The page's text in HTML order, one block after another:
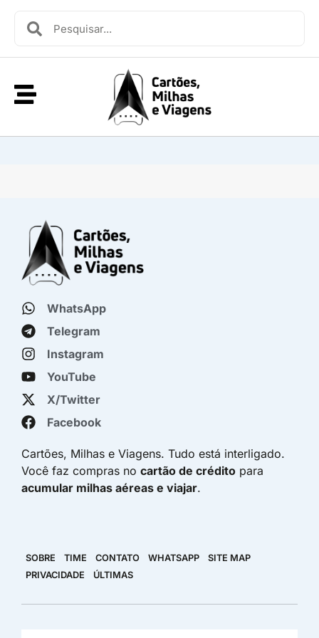
WhatsApp
Telegram
Instagram
YouTube
X/Twitter
Facebook
Cartões, Milhas e Viagens. Tudo está interligado.
Você faz compras no cartão de crédito para
acumular milhas aéreas e viajar.
SOBRE TIME CONTATO WHATSAPP
SITE MAP
PRIVACIDADE
ÚLTIMAS